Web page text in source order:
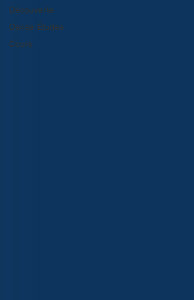
Découverte
Danse-Études
Cours